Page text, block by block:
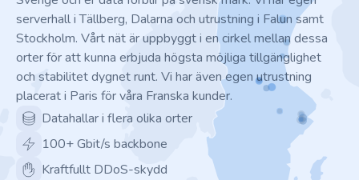
serverhall i Tällberg, Dalarna och utrustning i Falun samt
Stockholm. Vårt nät är uppbyggt i en cirkel mellan dessa
orter för att kunna erbjuda högsta möjliga tillgänglighet
och stabilitet dygnet runt. Vi har även egen utrustning
placerat i Paris för våra Franska kunder.
Datahallar i flera olika orter
100+ Gbit/s backbone
Kraftfullt DDoS-skydd